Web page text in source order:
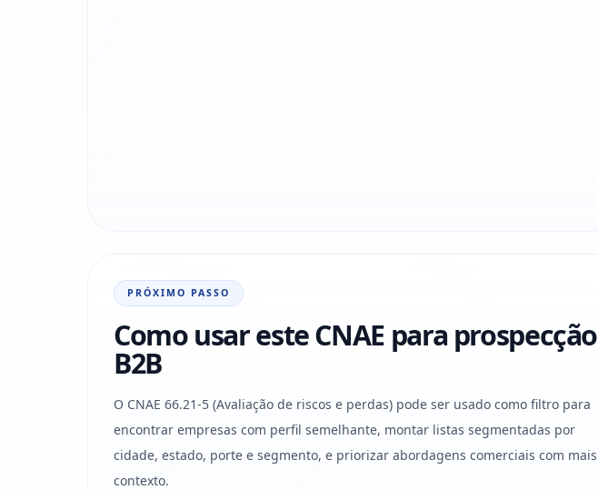
PRÓXIMO PASSO
Como usar este CNAE para prospecção
B2B
O CNAE 66.21-5 (Avaliação de riscos e perdas) pode ser usado como filtro para
encontrar empresas com perfil semelhante, montar listas segmentadas por
cidade, estado, porte e segmento, e priorizar abordagens comerciais com mais
contexto.